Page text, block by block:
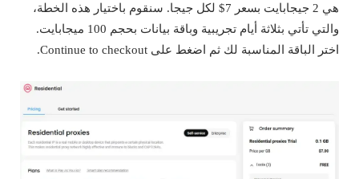
هي 2 جيجابايت بسعر 7$ لكل جيجا. سنقوم باختيار هذه الخطة،
والتي تأتي بثلاثة أيام تجريبية وباقة بيانات بحجم 100 ميجابايت.
اختر الباقة المناسبة لك ثم اضغط على Continue to checkout.